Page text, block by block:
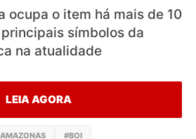
ocupa o item há mais de 10
símbolos da
na atualidade
LEIA AGORA
#BOI